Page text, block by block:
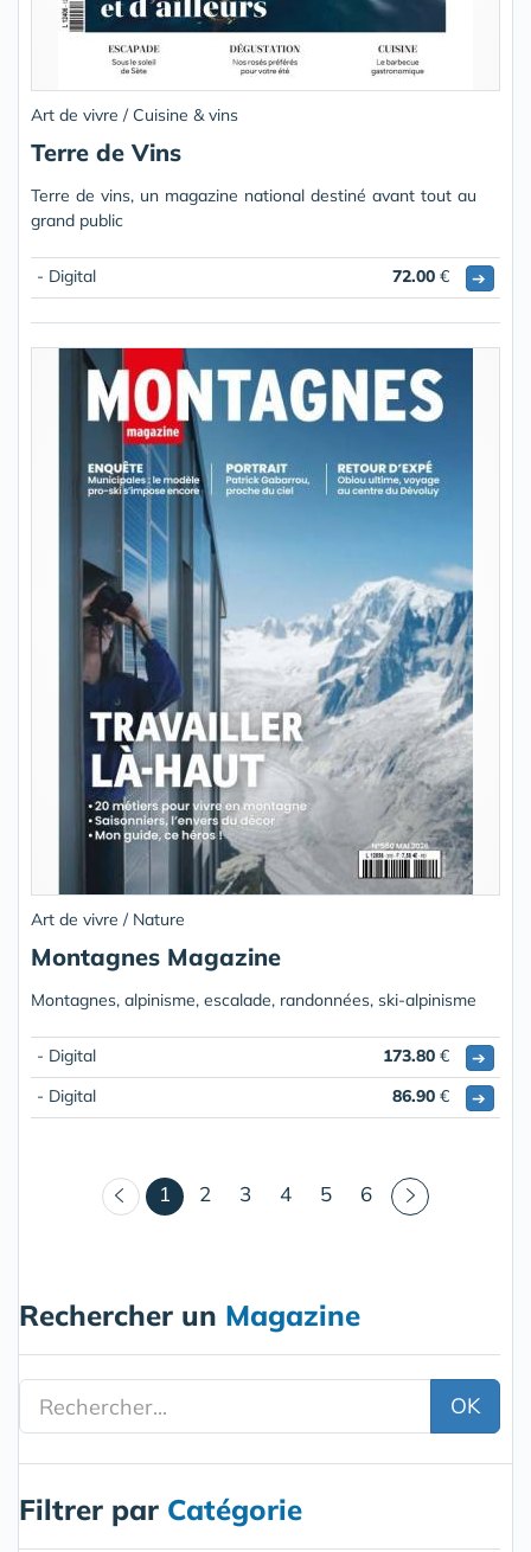
Art de vivre / Cuisine & vins
Terre de Vins
Terre de vins, un magazine national destiné avant tout au
grand public
- Digital 72.00 € ➔
Art de vivre / Nature
Montagnes Magazine
Montagnes, alpinisme, escalade, randonnées, ski-alpinisme
- Digital 173.80 €
➔
- Digital
86.90 € ➔
1 (courant)
2 3 4 5 6
Rechercher un Magazine
OK
Filtrer par Catégorie